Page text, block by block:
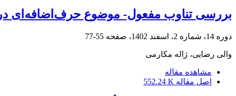
بررسی تناوب مفعول- موضوع حرف‌اضافه‌ای
دوره 14، شماره 2، اسفند 1402، صفحه 55-77
والی رضایی، ژاله مکارمی
مشاهده مقاله
اصل مقاله 552.24 K